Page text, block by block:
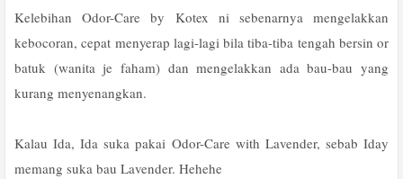
Kelebihan Odor-Care by Kotex ni sebenarnya mengelakkan
kebocoran, cepat menyerap lagi-lagi bila tiba-tiba tengah bersin or
batuk (wanita je faham) dan mengelakkan ada bau-bau yang
kurang menyenangkan.
Kalau Ida, Ida suka pakai Odor-Care with Lavender, sebab Iday
memang suka bau Lavender. Hehehe